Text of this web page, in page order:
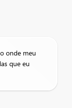
onde meu
que eu